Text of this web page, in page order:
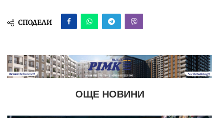
СПОДЕЛИ
ОЩЕ НОВИНИ